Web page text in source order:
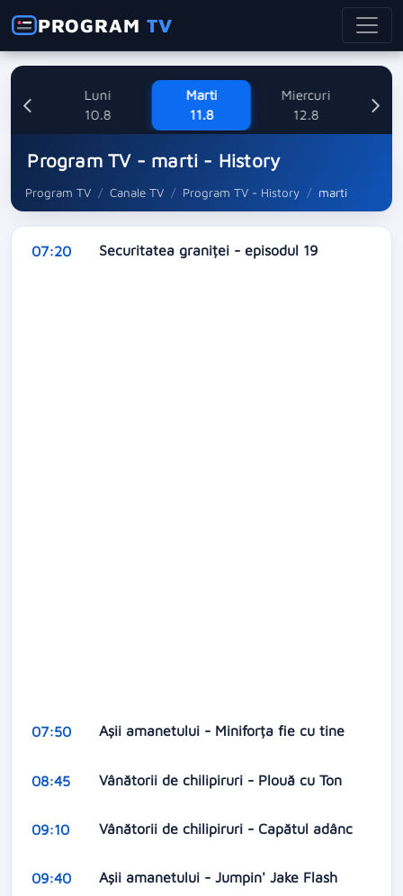
PROGRAMTV
Luni
10.8
Marti
11.8
Miercuri
12.8
Program TV - marti - History
Program TV Canale TV Program TV - History marti
07:20 Securitatea graniței - episodul 19
07:50 Aşii amanetului - Miniforța fie cu tine
08:45 Vânătorii de chilipiruri - Plouă cu Ton
09:10 Vânătorii de chilipiruri - Capătul adânc
09:40 Aşii amanetului - Jumpin' Jake Flash